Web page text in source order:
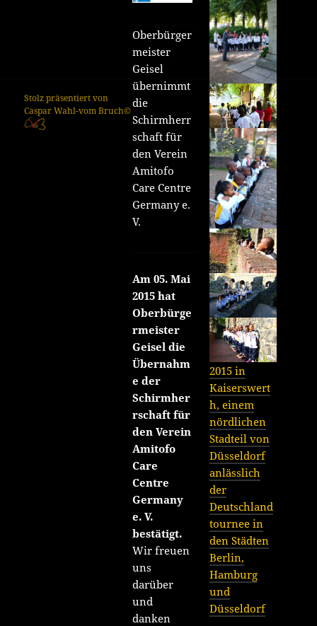
2015 in
Kaiserswert
h, einem
nördlichen
Stadteil von
Düsseldorf
anlässlich
der
Deutschland
tournee in
den Städten
Berlin,
Hamburg
und
Düsseldorf
Oberbürger
meister
Geisel
übernimmt
die
Schirmherr
schaft für
den Verein
Amitofo
Care Centre
Germany e.
V.
Am 05. Mai
2015 hat
Oberbürge
rmeister
Geisel die
Übernahm
e der
Schirmher
rschaft für
den Verein
Amitofo
Care
Centre
Germany
e. V.
bestätigt.
Wir freuen
uns
darüber
und
danken
Stolz präsentiert von
Caspar Wahl-vom Bruch©